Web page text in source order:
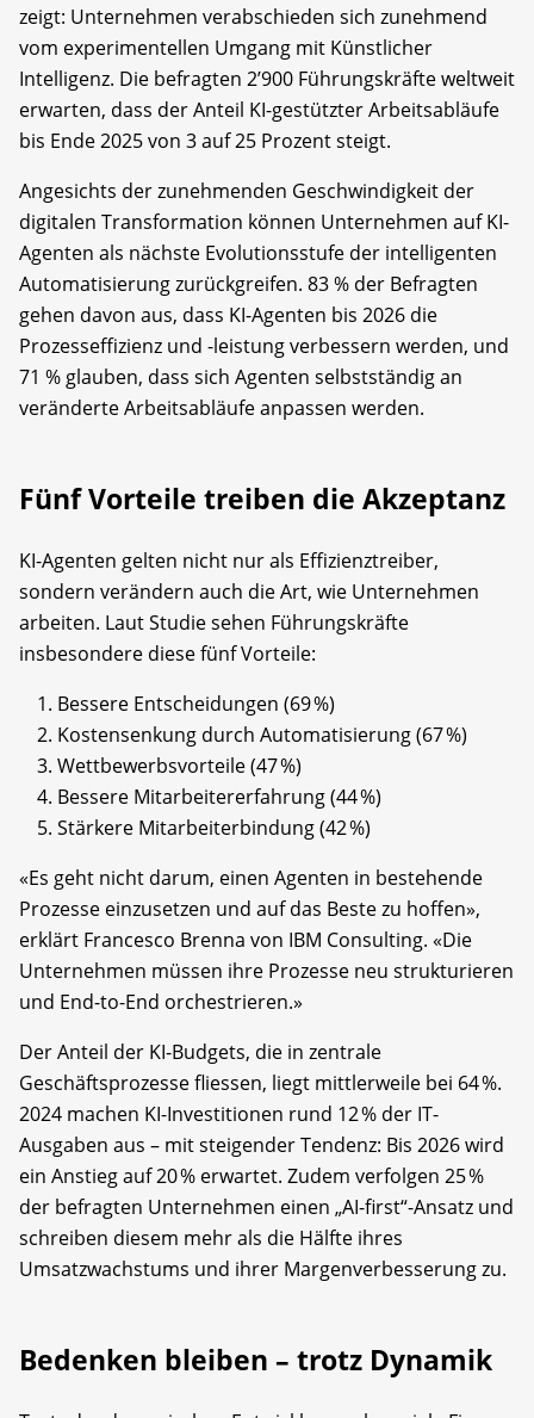
zeigt: Unternehmen verabschieden sich zunehmend
vom experimentellen Umgang mit Künstlicher
Intelligenz. Die befragten 2’900 Führungskräfte weltweit
erwarten, dass der Anteil KI-gestützter Arbeitsabläufe
bis Ende 2025 von 3 auf 25 Prozent steigt.
Angesichts der zunehmenden Geschwindigkeit der
digitalen Transformation können Unternehmen auf KI-
Agenten als nächste Evolutionsstufe der intelligenten
Automatisierung zurückgreifen. 83 % der Befragten
gehen davon aus, dass KI-Agenten bis 2026 die
Prozesseffizienz und -leistung verbessern werden, und
71 % glauben, dass sich Agenten selbstständig an
veränderte Arbeitsabläufe anpassen werden.
Fünf Vorteile treiben die Akzeptanz
KI-Agenten gelten nicht nur als Effizienztreiber,
sondern verändern auch die Art, wie Unternehmen
arbeiten. Laut Studie sehen Führungskräfte
insbesondere diese fünf Vorteile:
Bessere Entscheidungen (69 %)
Kostensenkung durch Automatisierung (67 %)
Wettbewerbsvorteile (47 %)
Bessere Mitarbeitererfahrung (44 %)
Stärkere Mitarbeiterbindung (42 %)
«Es geht nicht darum, einen Agenten in bestehende
Prozesse einzusetzen und auf das Beste zu hoffen»,
erklärt Francesco Brenna von IBM Consulting. «Die
Unternehmen müssen ihre Prozesse neu strukturieren
und End-to-End orchestrieren.»
Der Anteil der KI-Budgets, die in zentrale
Geschäftsprozesse fliessen, liegt mittlerweile bei 64 %.
2024 machen KI-Investitionen rund 12 % der IT-
Ausgaben aus – mit steigender Tendenz: Bis 2026 wird
ein Anstieg auf 20 % erwartet. Zudem verfolgen 25 %
der befragten Unternehmen einen „AI-first“-Ansatz und
schreiben diesem mehr als die Hälfte ihres
Umsatzwachstums und ihrer Margenverbesserung zu.
Bedenken bleiben – trotz Dynamik